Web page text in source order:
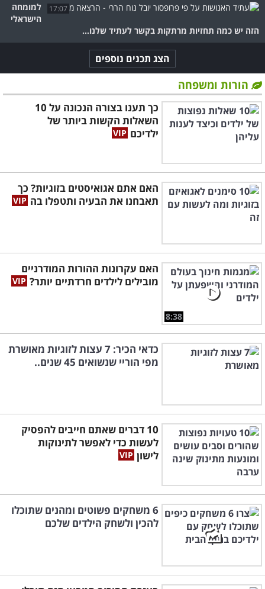
17:07
למומחה
הישראלי
הזה יש כמה תחזיות מרתקות בקשר לעתיד שלנו...
הצג תכנים נוספים
הורות ומשפחה
כך תענו בצורה הנכונה על 10
השאלות הקשות ביותר של
ילדיכם
האם אתם אגואיסטים בזוגיות? כך
תאבחנו את הבעיה ותטפלו בה
8:38
האם עקרונות ההורות המודרניים
מובילים לילדים חרדתיים יותר?
כדאי הכיר: 7 עצות לזוגיות מאושרת
מפי הוריי שנשואים 45 שנים..
10 דברים שאתם חייבים להפסיק
לעשות כדי לאפשר לתינוקות
לישון
6 משחקים פשוטים ומהנים שתוכלו
להכין ולשחק הילדים שלכם